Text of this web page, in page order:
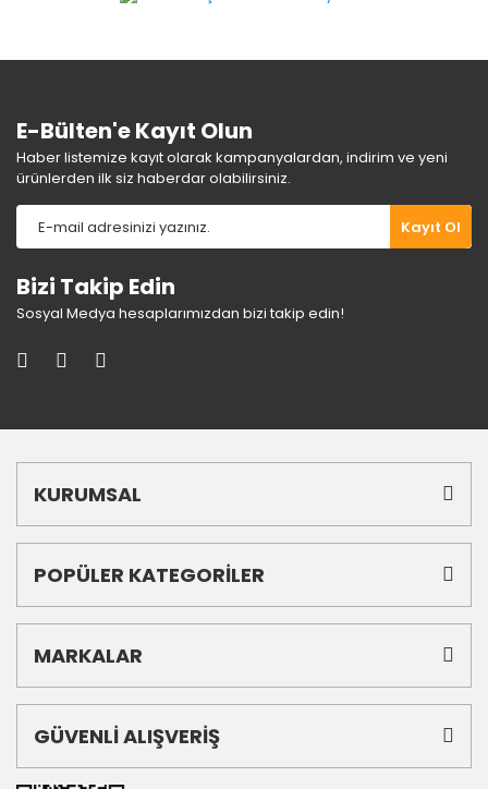
Ürün bilgilerinde hatalar bulunuyor.
E-Bülten'e Kayıt Olun
Haber listemize kayıt olarak kampanyalardan, indirim ve yeni
ürünlerden ilk siz haberdar olabilirsiniz.
Kayıt Ol
Bizi Takip Edin
Sosyal Medya hesaplarımızdan bizi takip edin!
KURUMSAL
POPÜLER KATEGORİLER
MARKALAR
GÜVENLİ ALIŞVERİŞ